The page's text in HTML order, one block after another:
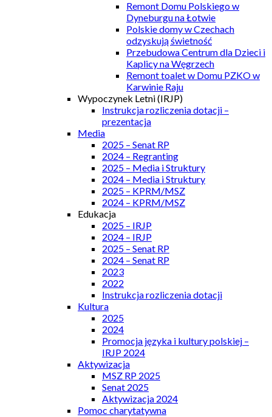
Remont Domu Polskiego w
Dyneburgu na Łotwie
Polskie domy w Czechach
odzyskują świetność
Przebudowa Centrum dla Dzieci i
Kaplicy na Węgrzech
Remont toalet w Domu PZKO w
Karwinie Raju
Wypoczynek Letni (IRJP)
Instrukcja rozliczenia dotacji –
prezentacja
Media
2025 – Senat RP
2024 – Regranting
2025 – Media i Struktury
2024 – Media i Struktury
2025 – KPRM/MSZ
2024 – KPRM/MSZ
Edukacja
2025 – IRJP
2024 – IRJP
2025 – Senat RP
2024 – Senat RP
2023
2022
Instrukcja rozliczenia dotacji
Kultura
2025
2024
Promocja języka i kultury polskiej –
IRJP 2024
Aktywizacja
MSZ RP 2025
Senat 2025
Aktywizacja 2024
Pomoc charytatywna